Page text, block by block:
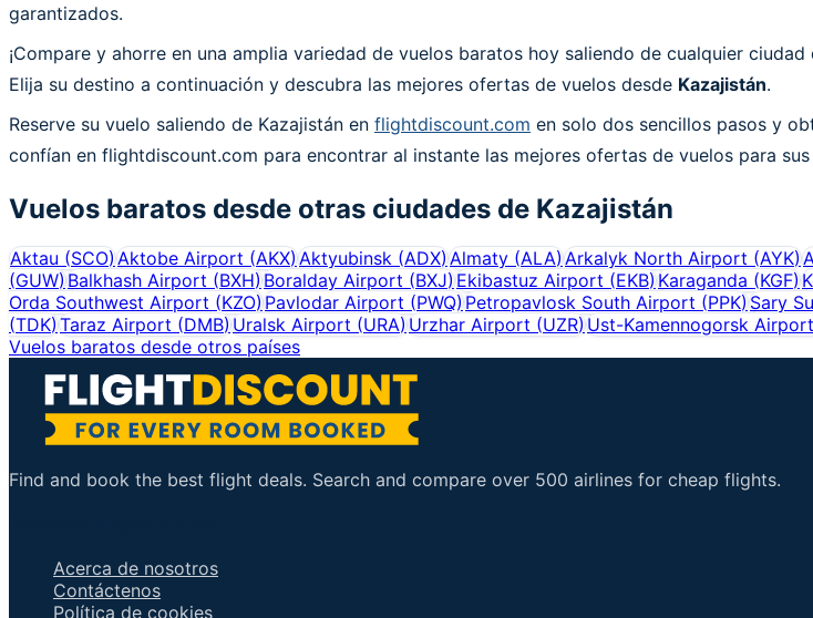
garantizados.
¡Compare y ahorre en una amplia variedad de vuelos baratos hoy saliendo de cualquier ciudad
Elija su destino a continuación y descubra las mejores ofertas de vuelos desde Kazajistán.
Reserve su vuelo saliendo de Kazajistán en flightdiscount.com en solo dos sencillos pasos y
confían en flightdiscount.com para encontrar al instante las mejores ofertas de vuelos para
Vuelos baratos desde otras ciudades de Kazajistán
Aktau (SCO)Aktobe Airport (AKX)Aktyubinsk (ADX)Almaty (ALA)Arkalyk North Airport (AYK)
(GUW)Balkhash Airport (BXH) Boralday Airport (BXJ)Ekibastuz Airport (EKB) Karaganda (KGF)
Orda Southwest Airport (KZO)Pavlodar Airport (PWQ) Petropavlosk South Airport (PPK) Sary
(TDK)Taraz Airport (DMB) Uralsk Airport (URA) Urzhar Airport (UZR) Ust-Kamennogorsk Airport
Vuelos baratos desde otros países
Find and book the best flight deals. Search and compare over 500 airlines for cheap flights.
Acerca de nosotros
Contáctenos
Política de cookies